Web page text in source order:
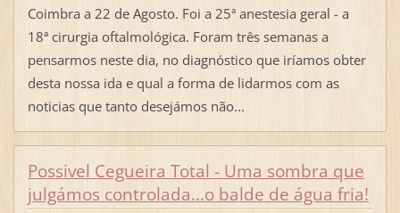
Coimbra a 22 de Agosto. Foi a 25ª anestesia geral - a
18ª cirurgia oftalmológica. Foram três semanas a
pensarmos neste dia, no diagnóstico que iríamos obter
desta nossa ida e qual a forma de lidarmos com as
noticias que tanto desejámos não...
Possivel Cegueira Total - Uma sombra que
julgámos controlada...o balde de água fria!